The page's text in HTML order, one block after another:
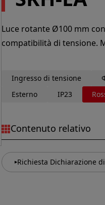
Luce rotante Ø100 mm
compatibilità di tensione.
Ingresso di tensione
Esterno
IP23
Contenuto relativo
Richiesta Dichiarazione